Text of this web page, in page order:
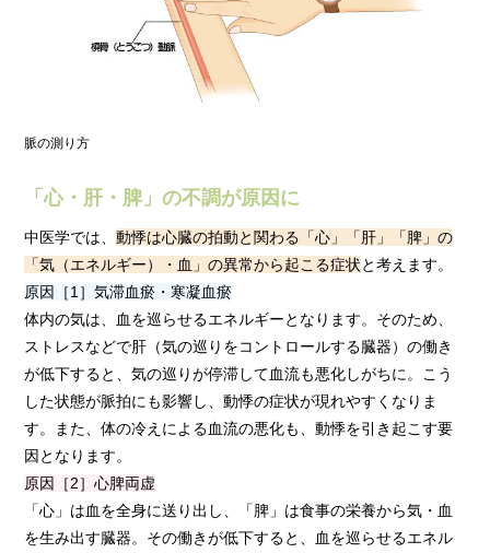
脈の測り方
「心・肝・脾」の不調が原因に
中医学では、動悸は心臓の拍動と関わる「心」「肝」「脾」の
「気（エネルギー）・血」の異常から起こる症状と考えます。
原因［1］気滞血瘀・寒凝血瘀
体内の気は、血を巡らせるエネルギーとなります。そのため、
ストレスなどで肝（気の巡りをコントロールする臓器）の働き
が低下すると、気の巡りが停滞して血流も悪化しがちに。こう
した状態が脈拍にも影響し、動悸の症状が現れやすくなりま
す。また、体の冷えによる血流の悪化も、動悸を引き起こす要
因となります。
原因［2］心脾両虚
「心」は血を全身に送り出し、「脾」は食事の栄養から気・血
を生み出す臓器。その働きが低下すると、血を巡らせるエネル